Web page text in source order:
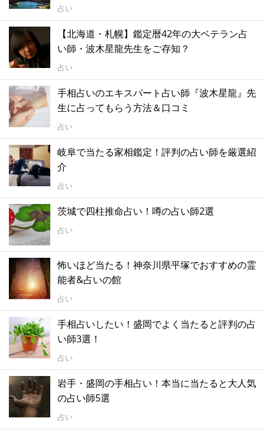
占い
【北海道・札幌】鑑定暦42年の大ベテラン占
い師・波木星龍先生をご存知？
占い
手相占いのエキスパート占い師『波木星龍』先
生に占ってもらう方法＆口コミ
占い
岐阜で当たる家相鑑定！評判の占い師を厳選紹
介
占い
茨城で四柱推命占い！噂の占い師2選
占い
怖いほど当たる！神奈川県平塚でおすすめの霊
能者&占いの館
占い
手相占いしたい！盛岡でよく当たると評判の占
い師3選！
占い
岩手・盛岡の手相占い！本当に当たると大人気
の占い師5選
占い